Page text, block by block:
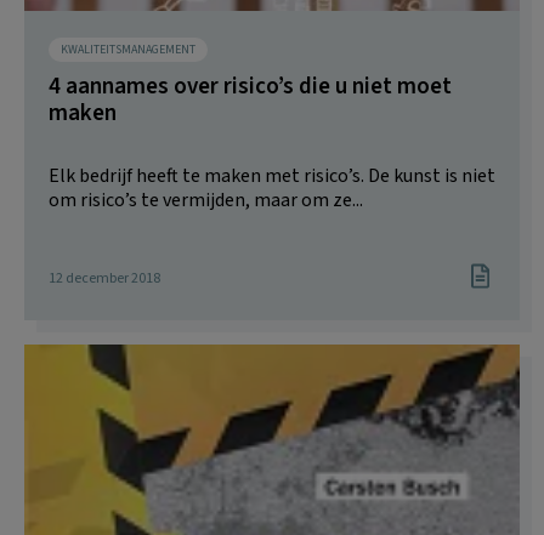
KWALITEITSMANAGEMENT
4 aannames over risico’s die u niet moet
maken
Elk bedrijf heeft te maken met risico’s. De kunst is niet
om risico’s te vermijden, maar om ze...
12 december 2018